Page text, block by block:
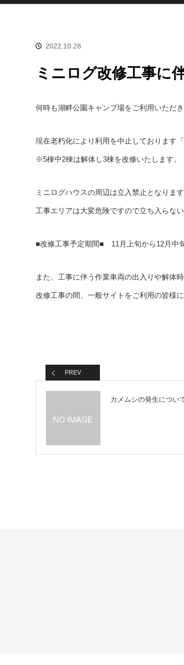
2022.10.28
ミニログ改修工事に
何時も湖畔公園キャンプ場をご利用いただ
現在老朽化により利用を中止しております
※5棟中2棟は解体し3棟を改修いたします。
ミニログハウスの周辺は立入禁止となりま
工事エリアは大変危険ですので立ち入らな
■改修工事予定期間■ 11月上旬から12月中
また、工事に伴う作業車両の出入りや解体
改修工事の間、一般サイトをご利用の皆様
PREV
カメムシの発生につい